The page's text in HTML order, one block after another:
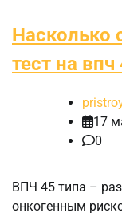
Насколько
тест на впч
17
0
ВПЧ 45 типа –
онкогенным